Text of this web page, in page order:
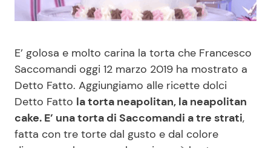
Benessere
Moda e Style
Mondo Mamma
News benessere
Cucina e Ricette
Dolci
Le Ricette in TV
Primi Piatti
E’ golosa e molto carina la torta che Francesco
Saccomandi oggi 12 marzo 2019 ha mostrato a
Detto Fatto. Aggiungiamo alle ricette dolci
Detto Fatto la torta neapolitan, la neapolitan
cake. E’ una torta di Saccomandi a tre strati,
fatta con tre torte dal gusto e dal colore